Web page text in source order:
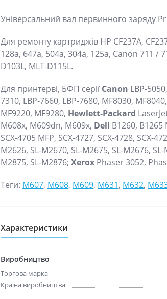
Універсальний вал первинного заряду
Для ремонту картриджів HP CF237A,
128a, 647a, 504a, 304a, 125a, Canon 711 /
D103L, MLT-D115L.
Для принтерві, БФП серії Canon LBP-
7310, LBP-7660, LBP-7680, MF8030,
MF9220, MF9280, Hewlett-Packard
M608x, M609dn, M609x, Dell B1260, B1265
SCX-4705 MFP, SCX-4727, SCX-4728, SCX-
M2626, SL-M2670, SL-M2675, SL-M2676,
M2875, SL-M2876; Xerox Phaser 3052,
Теги: M607, M608, M609, M631, M632,
Характеристики
Виробництво
Торгова марка
Країна виробництва